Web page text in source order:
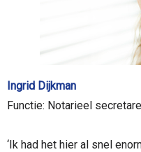
Ingrid Dijkman
Functie: Notarieel
‘Ik had het hier al snel